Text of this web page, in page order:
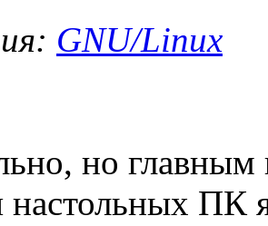
GNU/Linux
но главным
ПК